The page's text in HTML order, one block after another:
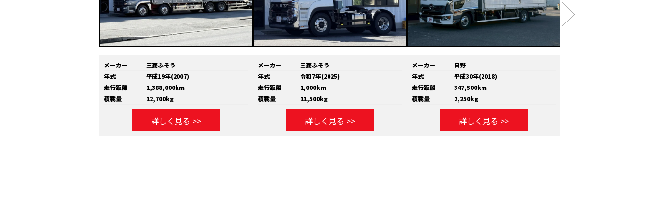
メーカー
三菱ふそう
年式
平成19年(2007)
走行距離
1,388,000km
積載量
12,700kg
詳しく見る >>
メーカー
三菱ふそう
年式
令和7年(2025)
走行距離
1,000km
積載量
11,500kg
詳しく見る >>
メーカー
日野
年式
平成30年(2018)
走行距離
347,500km
積載量
2,250kg
詳しく見る >>